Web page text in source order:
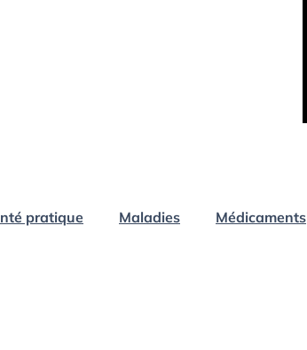
pratique Maladies Médicaments